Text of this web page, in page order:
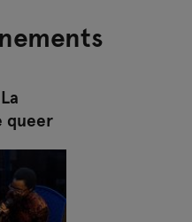
queer